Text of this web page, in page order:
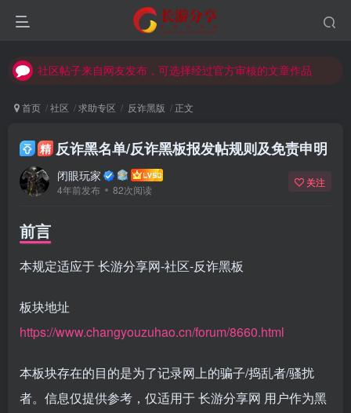
社区帖子来自网友发布，可选择经过官方审核的文章作品
社区帖子来自网友发布，可选择经过官方审核的文章作品
首页 社区 求助专区 反诈黑版 正文
精 反诈黑名单/反诈黑板报发帖规则及免责申明
闭眼玩家
4年前发布 82次阅读
关注
前言
本规定适应于 长游分享网-社区-反诈黑板
板块地址
https://www.changyouzuhao.cn/forum/8660.html
本板块存在的目的是为了记录网上的骗子/捣乱者/骚扰
者。信息仅提供参考，仅适用于 长游分享网 用户作为黑
登录
用户名或邮箱
登录密码